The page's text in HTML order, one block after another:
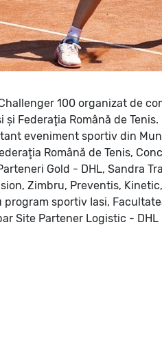
100 organizat de
Federaţia Română de Tenis.
eveniment sportiv din
Română de Tenis,
Gold - DHL, Sandra
Zimbru, Preventis,
program sportiv Iasi,
Site Partener Logistic - DHL